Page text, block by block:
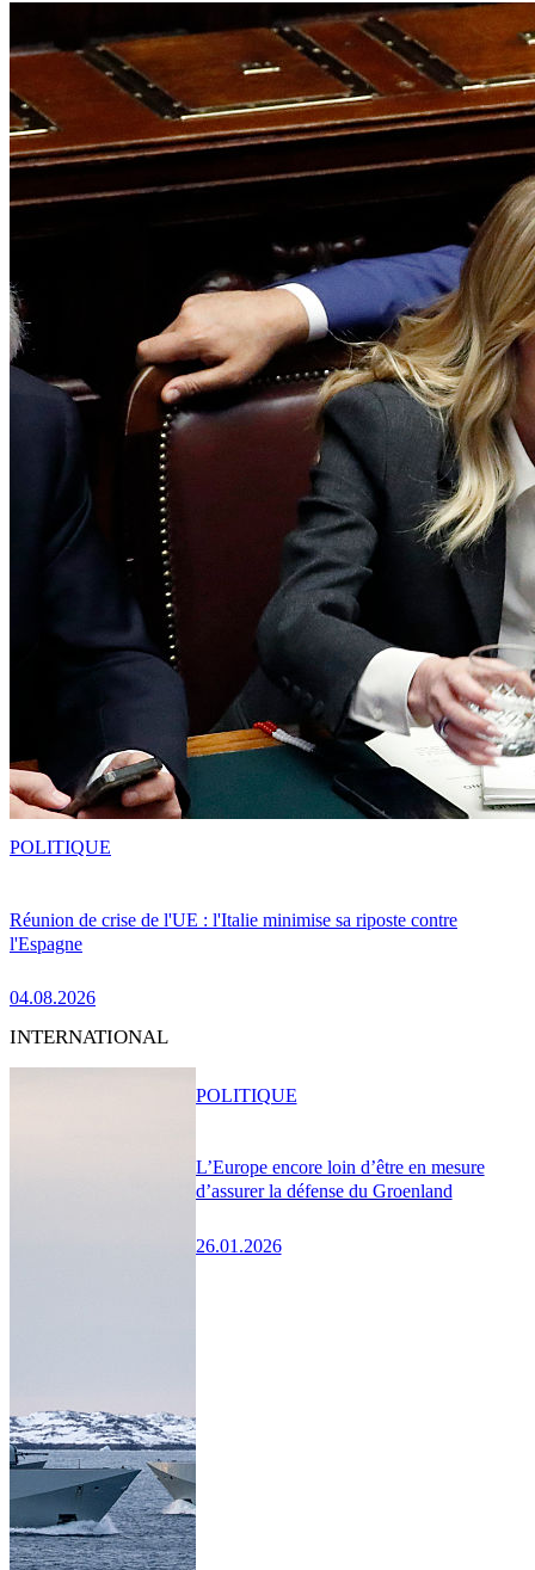
Réunion de crise de l'UE : l'Italie minimise sa riposte contre
l'Espagne
04.08.2026
POLITIQUE
INTERNATIONAL
L’Europe encore loin d’être en mesure
d’assurer la défense du Groenland
26.01.2026
POLITIQUE